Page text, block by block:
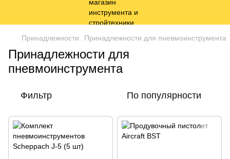
Принадлежности Принадлежности для пневмоинструмента
Принадлежности для
пневмоинструмента
Фильтр По популярности